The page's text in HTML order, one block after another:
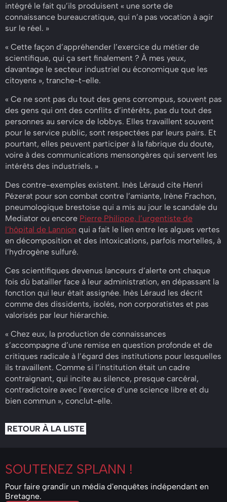
intégré le fait qu’ils produisent « une sorte de
connaissance bureaucratique, qui n’a pas vocation à agir
sur le réel. »
« Cette façon d’appréhender l’exercice du métier de
scientifique, qui ça sert finalement ? À mes yeux,
davantage le secteur industriel ou économique que les
citoyens », tranche-t-elle.
« Ce ne sont pas du tout des gens corrompus, souvent pas
des gens qui ont des conflits d’intérêts, pas du tout des
personnes au service de lobbys. Elles travaillent souvent
pour le service public, sont respectées par leurs pairs. Et
pourtant, elles peuvent participer à la fabrique du doute,
voire à des communications mensongères qui servent les
intérêts des industriels. »
Des contre-exemples existent. Inès Léraud cite Henri
Pézerat pour son combat contre l’amiante, Irène Frachon,
pneumologique brestoise qui a mis au jour le scandale du
Mediator ou encore Pierre Philippe, l’urgentiste de
l’hôpital de Lannion qui a fait le lien entre les algues vertes
en décomposition et des intoxications, parfois mortelles, à
l’hydrogène sulfuré.
Ces scientifiques devenus lanceurs d’alerte ont chaque
fois dû batailler face à leur administration, en dépassant la
fonction qui leur était assignée. Inès Léraud les décrit
comme des dissidents, isolés, non corporatistes et pas
valorisés par leur hiérarchie.
« Chez eux, la production de connaissances
s’accompagne d’une remise en question profonde et de
critiques radicale à l’égard des institutions pour lesquelles
ils travaillent. Comme si l’institution était un cadre
contraignant, qui incite au silence, presque carcéral,
contradictoire avec l’exercice d’une science libre et du
bien commun », conclut-elle.
RETOUR À LA LISTE
SOUTENEZ SPLANN !
Pour faire grandir un média d'enquêtes indépendant en
Bretagne.